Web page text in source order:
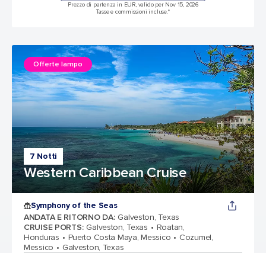
Prezzo di partenza in EUR, valido per Nov 15, 2026
Tasse e commissioni incluse.*
7 Notti
Western Caribbean Cruise
Offerte lampo
Symphony of the Seas
ANDATA E RITORNO DA: Galveston, Texas
CRUISE PORTS: Galveston, Texas
Roatan,
Honduras
Puerto Costa Maya, Messico
Cozumel,
Messico
Galveston, Texas